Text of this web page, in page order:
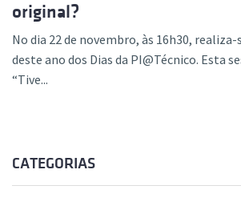
original?
No dia 22 de novembro, às 16h30,
deste ano dos Dias da PI@Técnico. Esta
“Tive...
CATEGORIAS